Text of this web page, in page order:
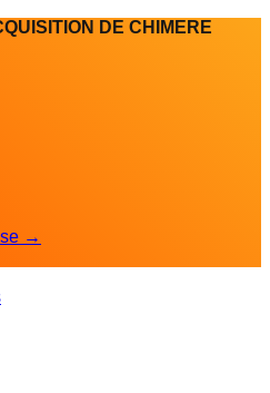
DE CHIMERE
→